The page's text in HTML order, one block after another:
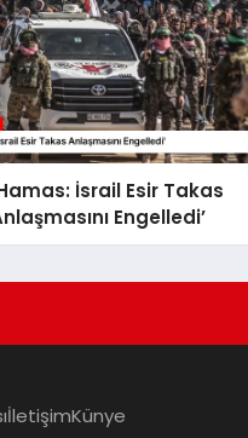
İsrail Esir Takas
Engelledi’
İletişimKünye